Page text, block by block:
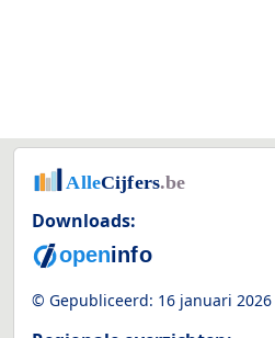
Downloads:
© Gepubliceerd: 16 januari 2026